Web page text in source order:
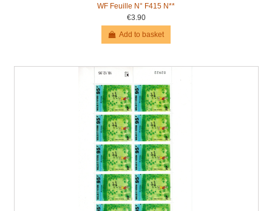
WF Feuille N° F415 N**
€3.90
Add to basket